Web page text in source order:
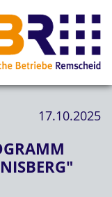
17.10.2025